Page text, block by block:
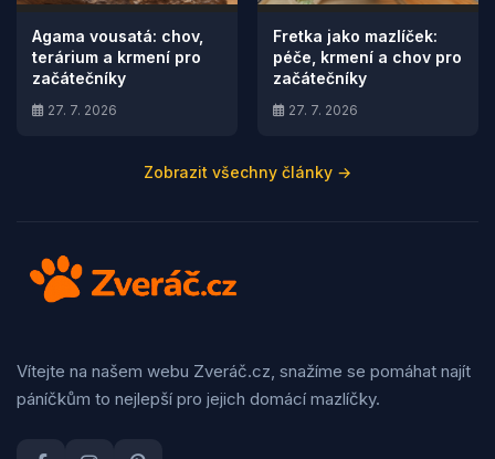
Agama vousatá: chov,
terárium a krmení pro
začátečníky
27. 7. 2026
Fretka jako mazlíček:
péče, krmení a chov pro
začátečníky
27. 7. 2026
Zobrazit všechny články →
Vítejte na našem webu Zveráč.cz, snažíme se pomáhat najít
páníčkům to nejlepší pro jejich domácí mazlíčky.